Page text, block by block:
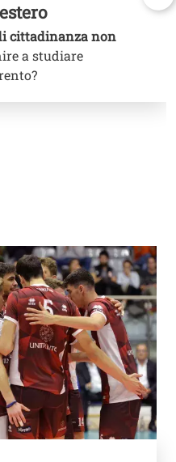
cittadinanza non
a studiare